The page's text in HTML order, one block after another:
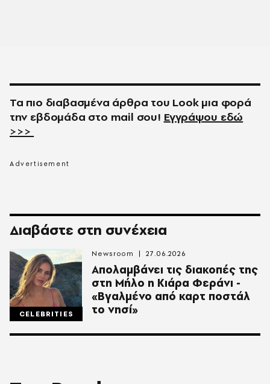
Τα πιο διαβασμένα άρθρα του Look μια φορά
την εβδομάδα στο mail σου! Εγγράψου εδώ
>>>
Διαβάστε στη συνέχεια
CELEBRITIES
Απολαμβάνει τις διακοπές της
στη Μήλο η Κιάρα Φεράνι -
«Βγαλμένο από καρτ ποστάλ
το νησί»
Newsroom 27.06.2026